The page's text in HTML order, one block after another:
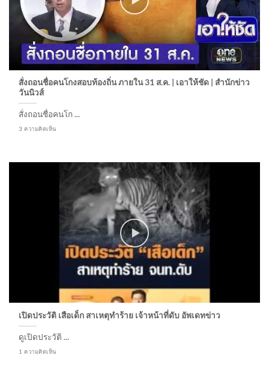
สั่งถอนชื่อคนโกงสอบท้องถิ่น ภายใน 31 ส.ค. | เอาให้ชัด | สำนักข่าว
วันนิวส์
สั่งถอนชื่อคนโก ...
3 ความคิดเห็น
เปิดประวัติ เสือเด็ก สาเหตุทำร้าย เจ้าหน้าที่ดับ อัพเดทข่าว
ดูเปิดประวัติ ...
1 ความคิดเห็น